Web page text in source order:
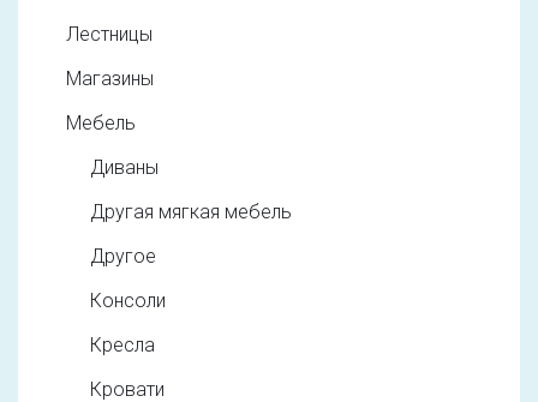
Лестницы
Магазины
Мебель
Диваны
Другая мягкая мебель
Другое
Консоли
Кресла
Кровати